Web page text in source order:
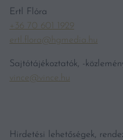
Ertl Flóra
+36 70 601 1929
ertl.flora@hgmedia.hu
Sajtótájékoztatók, -
vince@vince.hu
Hirdetési lehetőségek,